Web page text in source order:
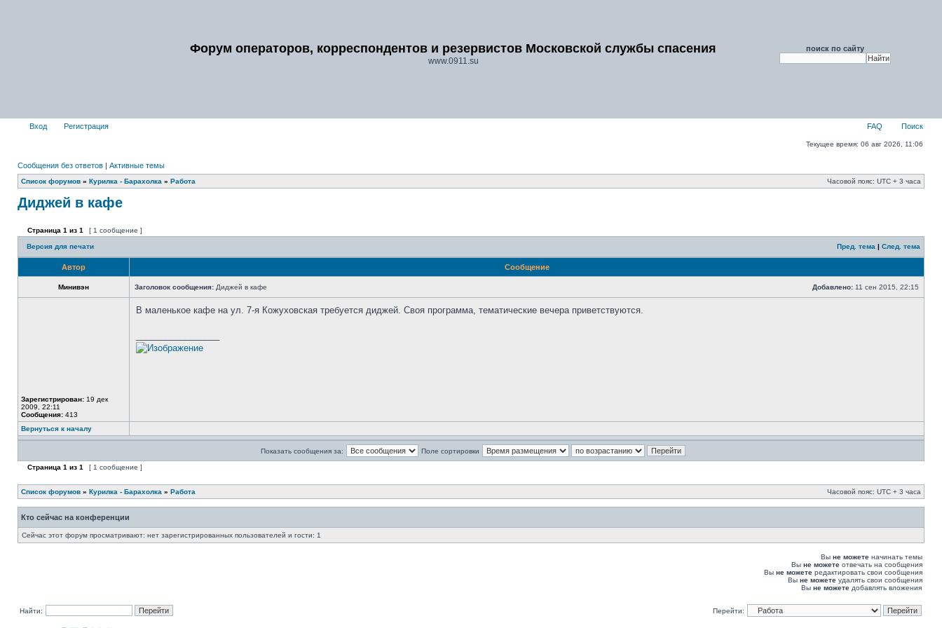
Форум операторов, корреспондентов и резервистов Московской службы спасения
www.0911.su
поиск по сайту
Вход Регистрация FAQ Поиск
Текущее время: 06 авг 2026, 11:06
Сообщения без ответов | Активные темы
Список форумов » Курилка - Барахолка » Работа Часовой пояс: UTC + 3 часа
Диджей в кафе
Страница 1 из 1 [ 1 сообщение ]
Версия для печати Пред. тема | След. тема
Автор Сообщение
Минивэн Заголовок сообщения: Диджей в кафе Добавлено: 11 сен 2015, 22:15
Зарегистрирован: 19 дек
2009, 22:11
Сообщения: 413
В маленькое кафе на ул. 7-я Кожуховская требуется диджей. Своя программа, тематические вечера приветствуются.
Вернуться к началу
Показать сообщения за: Поле сортировки
Страница 1 из 1 [ 1 сообщение ]
Список форумов » Курилка - Барахолка » Работа Часовой пояс: UTC + 3 часа
Кто сейчас на конференции
Сейчас этот форум просматривают: нет зарегистрированных пользователей и гости: 1
Вы не можете начинать темы
Вы не можете отвечать на сообщения
Вы не можете редактировать свои сообщения
Вы не можете удалять свои сообщения
Вы не можете добавлять вложения
Найти: Перейти: